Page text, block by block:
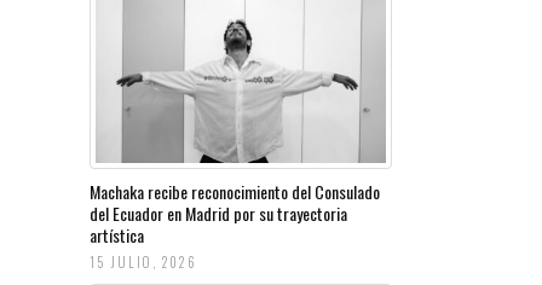
Machaka recibe reconocimiento del Consulado
del Ecuador en Madrid por su trayectoria
artística
15 JULIO, 2026